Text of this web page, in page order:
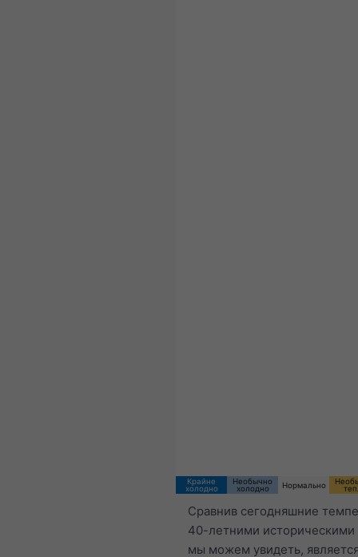
Крайне
холодно
Необычно
холодно
Нормально
Сравнив сегодняшние
40-летними
мы можем увидеть,